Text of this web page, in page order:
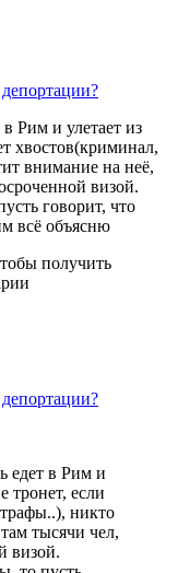
Рим и улетает из
хвостов(криминал,
внимание на неё,
визой.
говорит, что
всё объясню
получить
едет в Рим и
тронет, если
никто
тысячи чел,
визой.